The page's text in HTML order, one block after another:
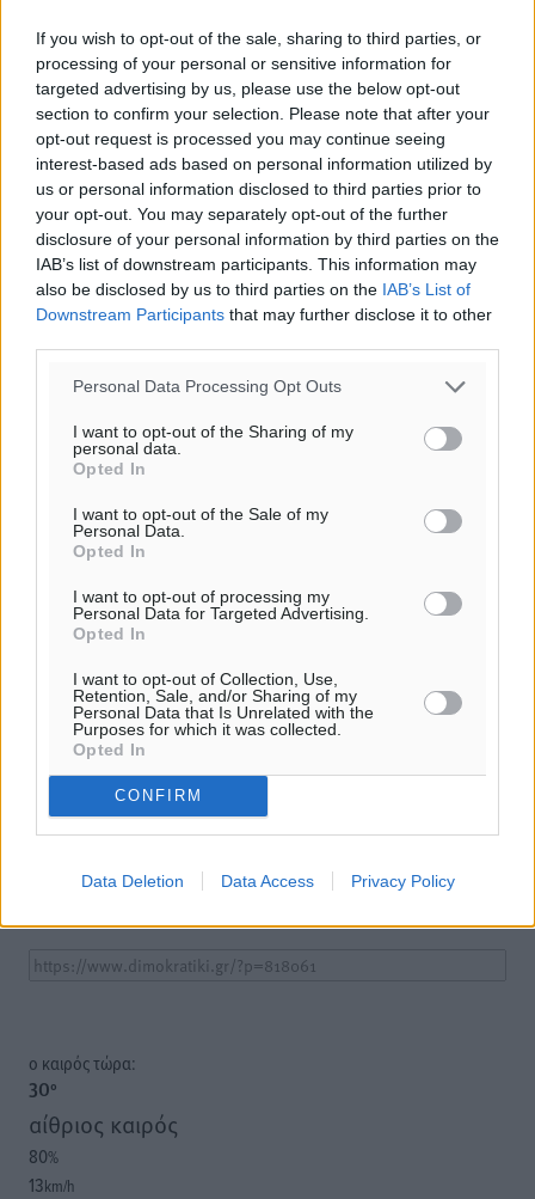
If you wish to opt-out of the sale, sharing to third parties, or
processing of your personal or sensitive information for
targeted advertising by us, please use the below opt-out
section to confirm your selection. Please note that after your
opt-out request is processed you may continue seeing
interest-based ads based on personal information utilized by
us or personal information disclosed to third parties prior to
your opt-out. You may separately opt-out of the further
disclosure of your personal information by third parties on the
IAB’s list of downstream participants. This information may
also be disclosed by us to third parties on the IAB’s List of
Downstream Participants that may further disclose it to other
Personal Data Processing Opt Outs
I want to opt-out of the Sharing of my
personal data.
Opted In
I want to opt-out of the Sale of my
Personal Data.
Opted In
I want to opt-out of processing my
Personal Data for Targeted Advertising.
Opted In
I want to opt-out of Collection, Use,
Retention, Sale, and/or Sharing of my
Personal Data that Is Unrelated with the
Purposes for which it was collected.
Opted In
CONFIRM
Data Deletion Data Access Privacy Policy
Το E-mail δεν θα δημοσιευτεί.
Πρέπει να συμπληρωθούν όλα τα πεδία για την
υποβολή του σχολίου.
Όνοματεπώνυμο Email
Φύλαξε τα στοιχεία μου για την επόμενη φορά.
Υπενθύμιση:
Για την μερική αναπαραγωγή της είδησης από άλλες
παρεχόμενου συνδέσμου παραπομπής προς το άρθρο
o καιρός τώρα:
30°
αίθριος καιρός
80%
13km/h